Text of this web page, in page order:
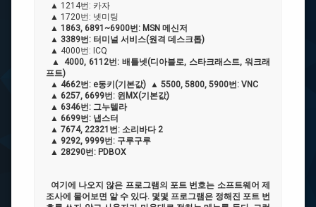
▲ 1214번: 카자
▲ 1720번: 넷미팅
▲ 1863, 6891~6900번: MSN 메신저
▲ 3389번: 터미널 서비스(원격 데스크톱)
▲ 4000번: ICQ
▲ 4000, 6112번: 배틀넷(디아블로, 스타크래스트, 워크래
프트)
▲ 4662번: e동키(기본값) ▲ 5500, 5800, 5900번: VNC
▲ 6257, 6699번: 윈MX(기본값)
▲ 6346번: 그누텔라
▲ 6699번: 냅스터
▲ 7674, 22321번: 소리바다 2
▲ 9292, 9999번: 구루구루
▲ 28290번: PDBOX
여기에 나오지 않은 프로그램의 포트 번호는 소프트웨어 제
조사에 물어보면 알 수 있다. 몇몇 프로그램은 정해진 포트 번